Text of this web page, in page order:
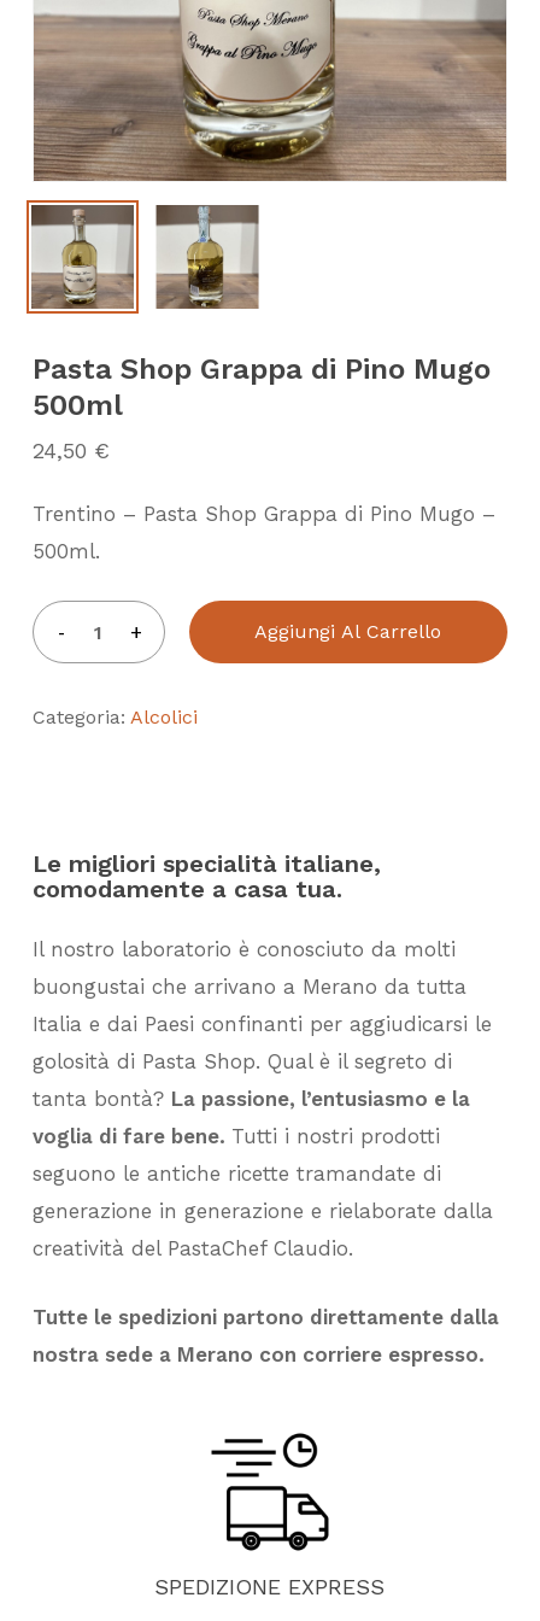
Pasta Shop Grappa di Pino Mugo
500ml
24,50 €
Trentino – Pasta Shop Grappa di Pino Mugo –
500ml.
Aggiungi Al Carrello
Categoria: Alcolici
Le migliori specialità italiane,
comodamente a casa tua.
Il nostro laboratorio è conosciuto da molti
buongustai che arrivano a Merano da tutta
Italia e dai Paesi confinanti per aggiudicarsi le
golosità di Pasta Shop. Qual è il segreto di
tanta bontà? La passione, l’entusiasmo e la
voglia di fare bene. Tutti i nostri prodotti
seguono le antiche ricette tramandate di
generazione in generazione e rielaborate dalla
creatività del PastaChef Claudio.
Tutte le spedizioni partono direttamente dalla
nostra sede a Merano con corriere espresso.
SPEDIZIONE EXPRESS